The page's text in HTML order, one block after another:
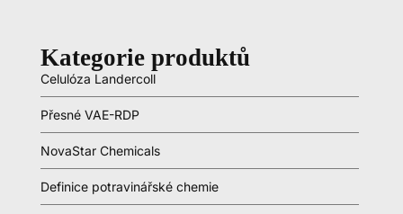
Kategorie produktů
Celulóza Landercoll
Přesné VAE-RDP
NovaStar Chemicals
Definice potravinářské chemie